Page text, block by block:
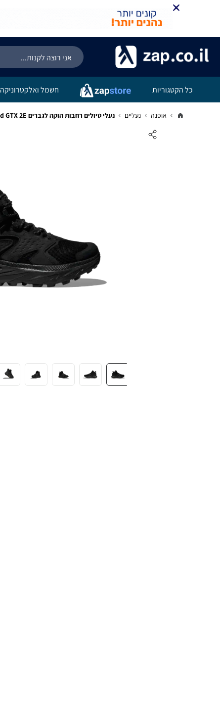
כל הקטגוריות חשמל ואלקטרוניקה
אופנה נעליים נעלי טיולים רחבות הוקה לגברים Hoka Anacapa 2 Mid GTX 2E